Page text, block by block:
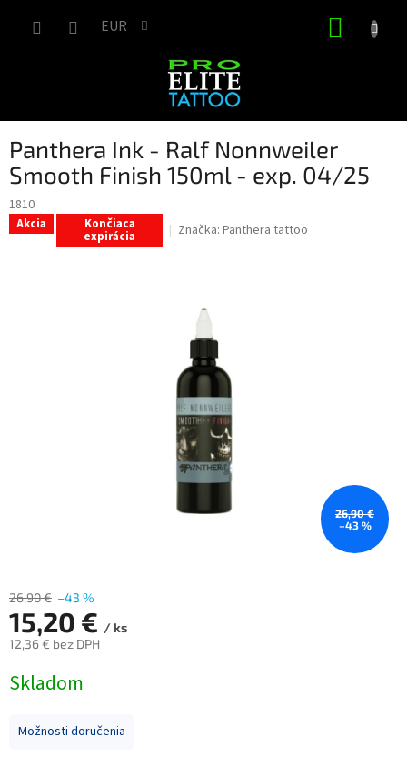
EUR
Panthera Ink - Ralf Nonnweiler
Smooth Finish 150ml - exp. 04/25
1810
Akcia Končiaca
expirácia Značka: Panthera tattoo
26,90 €
–43 %
26,90 € –43 %
15,20 € / ks
12,36 € bez DPH
cena:
Skladom
Možnosti doručenia